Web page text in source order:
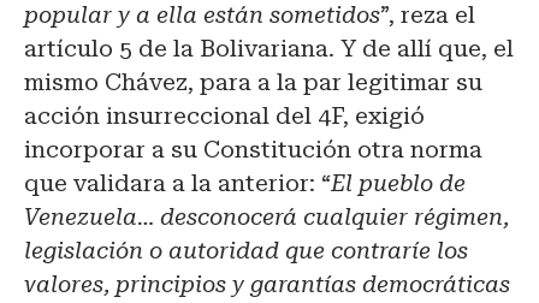
popular y a ella están sometidos”, reza el
artículo 5 de la Bolivariana. Y de allí que, el
mismo Chávez, para a la par legitimar su
acción insurreccional del 4F, exigió
incorporar a su Constitución otra norma
que validara a la anterior: “El pueblo de
Venezuela… desconocerá cualquier régimen,
legislación o autoridad que contraríe los
valores, principios y garantías democráticas